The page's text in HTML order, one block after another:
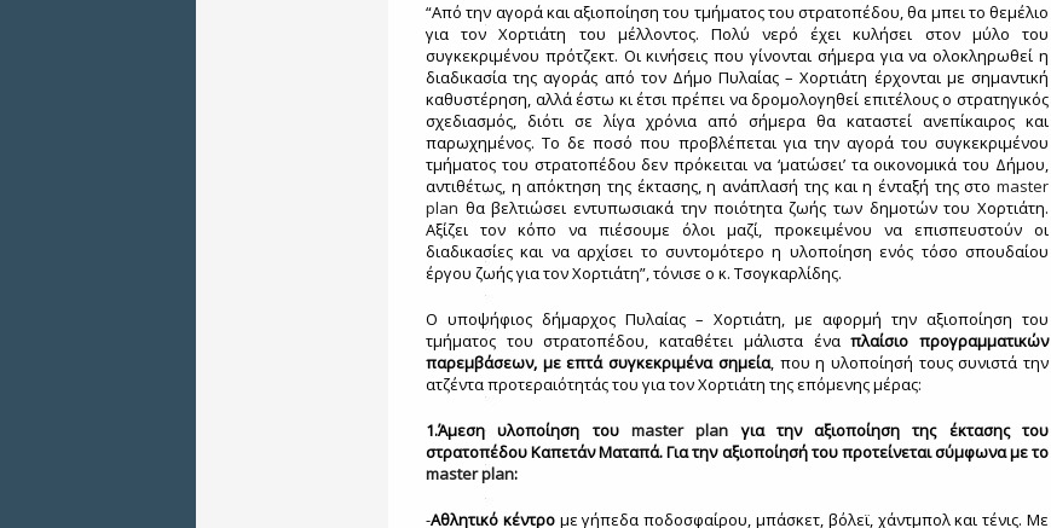
“Από την αγορά και αξιοποίηση του τμήματος του στρατοπέδου, θα μπει το θεμέλιο
για τον Χορτιάτη του μέλλοντος. Πολύ νερό έχει κυλήσει στον μύλο του
συγκεκριμένου πρότζεκτ. Οι κινήσεις που γίνονται σήμερα για να ολοκληρωθεί η
διαδικασία της αγοράς από τον Δήμο Πυλαίας – Χορτιάτη έρχονται με σημαντική
καθυστέρηση, αλλά έστω κι έτσι πρέπει να δρομολογηθεί επιτέλους ο στρατηγικός
σχεδιασμός, διότι σε λίγα χρόνια από σήμερα θα καταστεί ανεπίκαιρος και
παρωχημένος. Το δε ποσό που προβλέπεται για την αγορά του συγκεκριμένου
τμήματος του στρατοπέδου δεν πρόκειται να ‘ματώσει’ τα οικονομικά του Δήμου,
αντιθέτως, η απόκτηση της έκτασης, η ανάπλασή της και η ένταξή της στο master
plan θα βελτιώσει εντυπωσιακά την ποιότητα ζωής των δημοτών του Χορτιάτη.
Αξίζει τον κόπο να πιέσουμε όλοι μαζί, προκειμένου να επισπευστούν οι
διαδικασίες και να αρχίσει το συντομότερο η υλοποίηση ενός τόσο σπουδαίου
έργου ζωής για τον Χορτιάτη”, τόνισε ο κ. Τσογκαρλίδης.
Ο υποψήφιος δήμαρχος Πυλαίας – Χορτιάτη, με αφορμή την αξιοποίηση του
τμήματος του στρατοπέδου, καταθέτει μάλιστα έναπλαίσιο προγραμματικών
παρεμβάσεων, με επτά συγκεκριμένα σημεία, που η υλοποίησή τους συνιστά την
ατζέντα προτεραιότητάς του για τον Χορτιάτη της επόμενης μέρας:
1.Άμεση υλοποίηση του master plan για την αξιοποίηση της έκτασης του
στρατοπέδου Καπετάν Ματαπά. Για την αξιοποίησή του προτείνεται σύμφωνα με το
masterplan:
-Αθλητικό κέντρο με γήπεδα ποδοσφαίρου, μπάσκετ, βόλεϊ, χάντμπολ και τένις. Με